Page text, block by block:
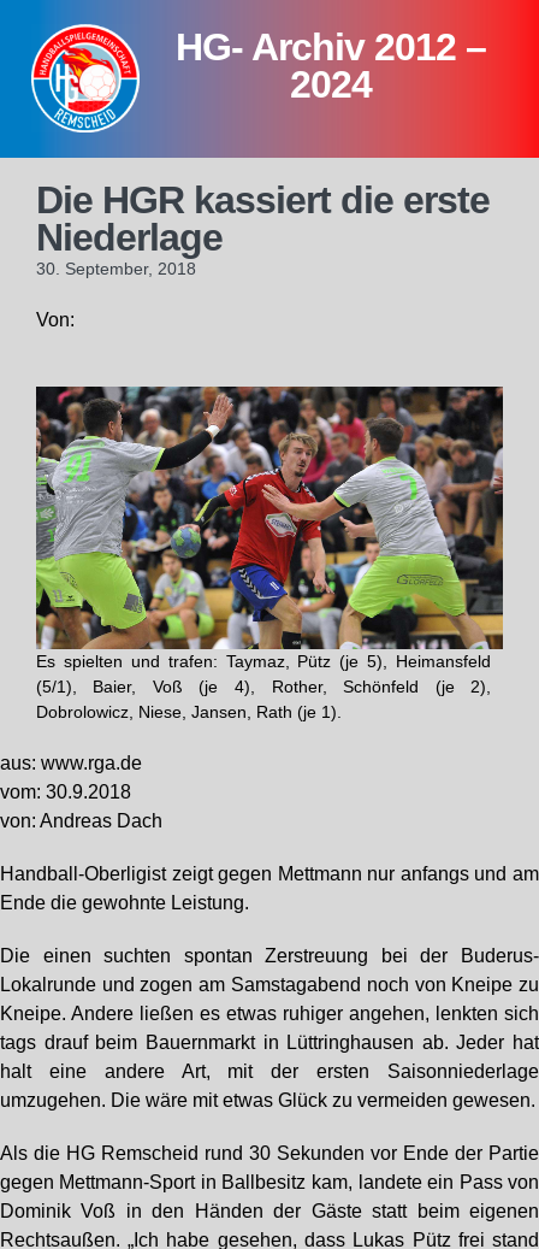
content
HG- Archiv 2012 –
2024
Die HGR kassiert die erste
Niederlage
30. September, 2018
Von:
Es spielten und trafen: Taymaz, Pütz (je 5), Heimansfeld
(5/1), Baier, Voß (je 4), Rother, Schönfeld (je 2),
Dobrolowicz, Niese, Jansen, Rath (je 1).
aus: www.rga.de
vom: 30.9.2018
von: Andreas Dach
Handball-Oberligist zeigt gegen Mettmann nur anfangs und am
Ende die gewohnte Leistung.
Die einen suchten spontan Zerstreuung bei der Buderus-
Lokalrunde und zogen am Samstagabend noch von Kneipe zu
Kneipe. Andere ließen es etwas ruhiger angehen, lenkten sich
tags drauf beim Bauernmarkt in Lüttringhausen ab. Jeder hat
halt eine andere Art, mit der ersten Saisonniederlage
umzugehen. Die wäre mit etwas Glück zu vermeiden gewesen.
Als die HG Remscheid rund 30 Sekunden vor Ende der Partie
gegen Mettmann-Sport in Ballbesitz kam, landete ein Pass von
Dominik Voß in den Händen der Gäste statt beim eigenen
Rechtsaußen. „Ich habe gesehen, dass Lukas Pütz frei stand